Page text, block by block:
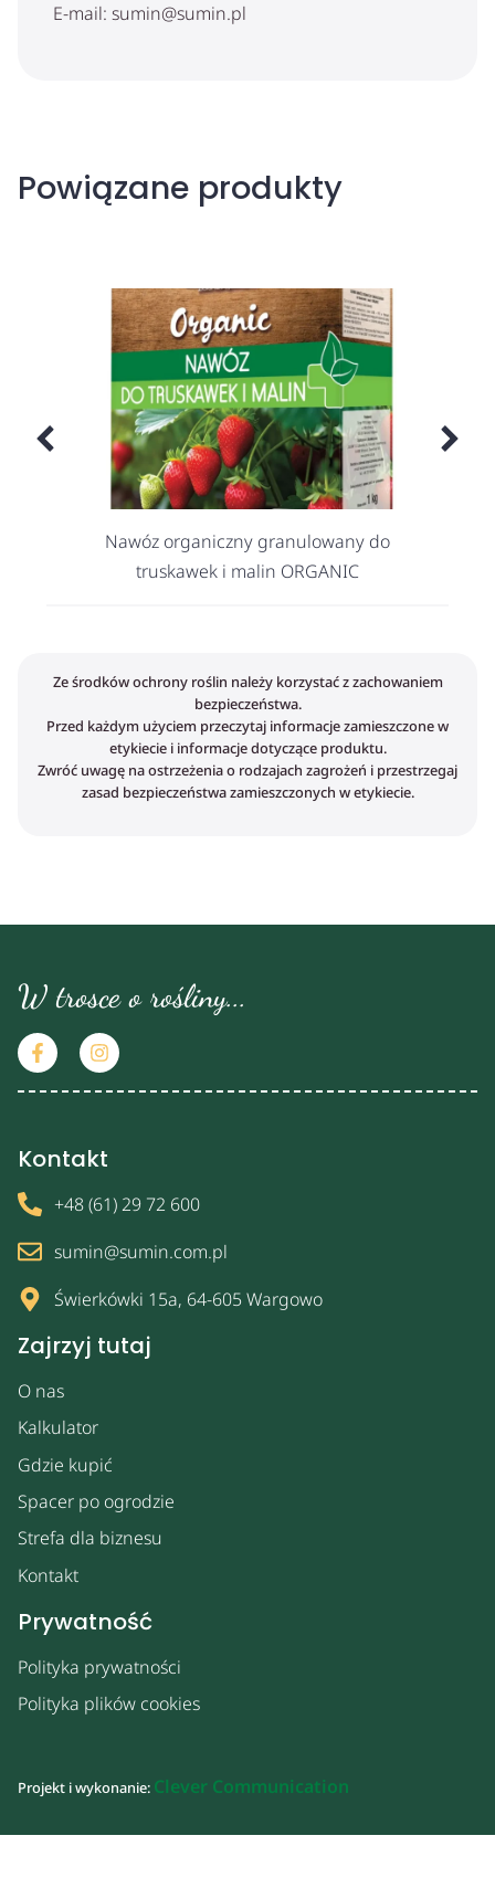
E-mail: sumin@sumin.pl
Powiązane produkty
Nawóz organiczny granulowany do
truskawek i malin ORGANIC
Ze środków ochrony roślin należy korzystać z zachowaniem
bezpieczeństwa.
Przed każdym użyciem przeczytaj informacje zamieszczone w
etykiecie i informacje dotyczące produktu.
Zwróć uwagę na ostrzeżenia o rodzajach zagrożeń i przestrzegaj
zasad bezpieczeństwa zamieszczonych w etykiecie.
W trosce o rośliny...
Zajrzyj tutaj
O nas
Kalkulator
Gdzie kupić
Spacer po ogrodzie
Strefa dla biznesu
Kontakt
Prywatność
Polityka prywatności
Polityka plików cookies
Kontakt
+48 (61) 29 72 600
sumin@sumin.com.pl
Świerkówki 15a, 64-605 Wargowo
Projekt i wykonanie: Clever Communication